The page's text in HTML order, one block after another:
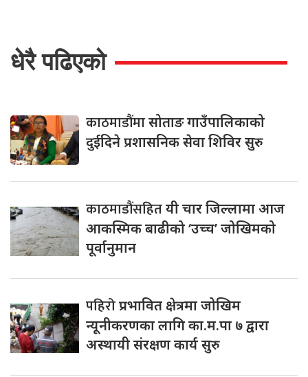
धेरै पढिएको
काठमाडौंमासोताङ गाउँपालिकाको
दुईदिने प्रशासनिक सेवा शिविर सुरु
काठमाडौंसहितयी चार जिल्लामा आज
आकस्मिक बाढीको ‘उच्च’ जोखिमको
पूर्वानुमान
पहिरोप्रभावित क्षेत्रमा जोखिम
न्यूनीकरणका लागि का.म.पा ७ द्वारा
अस्थायी संरक्षण कार्य सुरु